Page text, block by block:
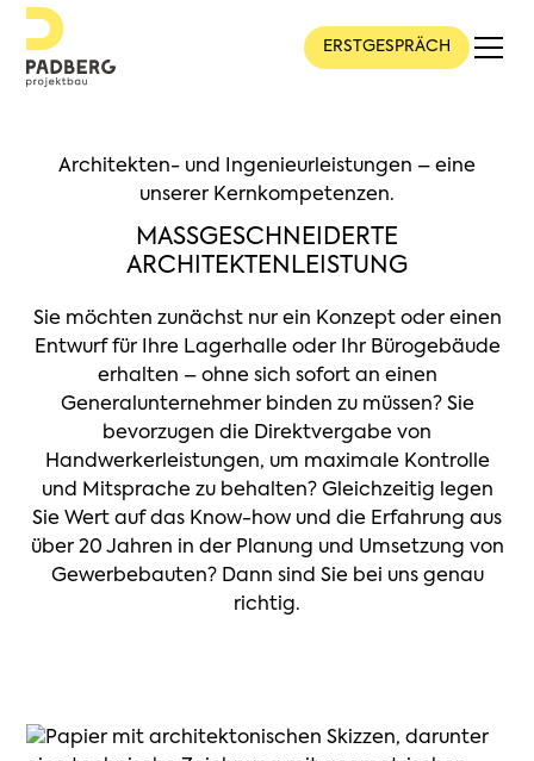
ERSTGESPRÄCH
Architekten- und Ingenieurleistungen – eine
unserer Kernkompetenzen.
MASSGESCHNEIDERTE A
RCHITEKTENLEISTUNG
Sie möchten zunächst nur ein Konzept oder einen
Entwurf für Ihre Lagerhalle oder Ihr Bürogebäude
erhalten – ohne sich sofort an einen
Generalunternehmer binden zu müssen? Sie
bevorzugen die Direktvergabe von
Handwerkerleistungen, um maximale Kontrolle
und Mitsprache zu behalten? Gleichzeitig legen
Sie Wert auf das Know-how und die Erfahrung aus
über 20 Jahren in der Planung und Umsetzung von
Gewerbebauten? Dann sind Sie bei uns genau
richtig.